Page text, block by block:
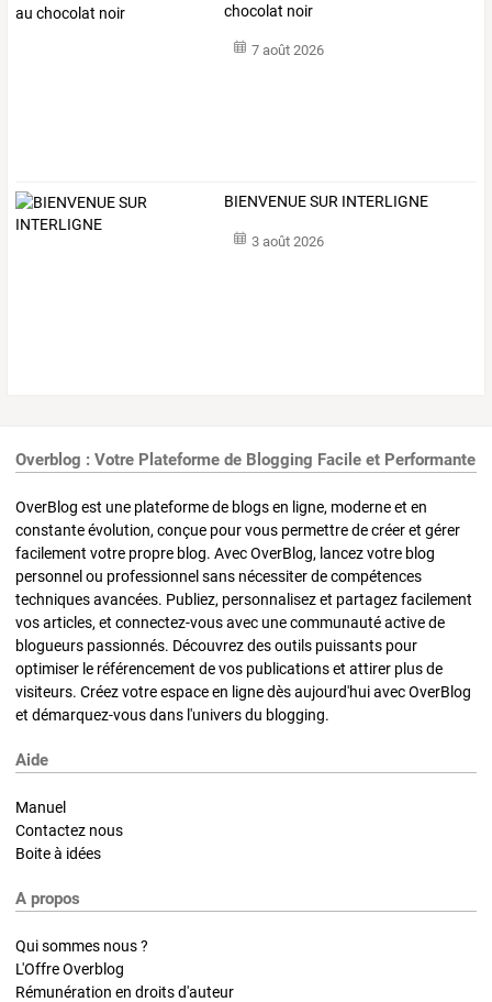
chocolat noir
7 août 2026
BIENVENUE SUR INTERLIGNE
3 août 2026
Overblog : Votre Plateforme de Blogging Facile et Performante
OverBlog est une plateforme de blogs en ligne, moderne et en
constante évolution, conçue pour vous permettre de créer et gérer
facilement votre propre blog. Avec OverBlog, lancez votre blog
personnel ou professionnel sans nécessiter de compétences
techniques avancées. Publiez, personnalisez et partagez facilement
vos articles, et connectez-vous avec une communauté active de
blogueurs passionnés. Découvrez des outils puissants pour
optimiser le référencement de vos publications et attirer plus de
visiteurs. Créez votre espace en ligne dès aujourd'hui avec OverBlog
et démarquez-vous dans l'univers du blogging.
Aide
Manuel
Contactez nous
Boite à idées
A propos
Qui sommes nous ?
L'Offre Overblog
Rémunération en droits d'auteur